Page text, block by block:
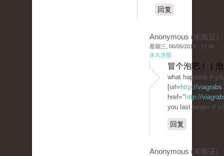
回复
Anonymous (未验证)
星期三, 06/05/2019 - 17:48
永久连接
冒个泡吧！ |
what happens if
[url= http://
href=" http://
you last longer if
回复
Anonymous (未验证)